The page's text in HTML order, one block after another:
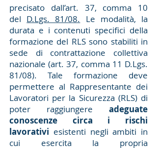
precisato dall’art. 37, comma 10
del D.Lgs. 81/08. Le modalità, la
durata e i contenuti specifici della
formazione del RLS sono stabiliti in
sede di contrattazione collettiva
nazionale (art. 37, comma 11 D.Lgs.
81/08). Tale formazione deve
permettere al Rappresentante dei
Lavoratori per la Sicurezza (RLS) di
poter raggiungere adeguate
conoscenze circa i rischi
lavorativi esistenti negli ambiti in
cui esercita la propria